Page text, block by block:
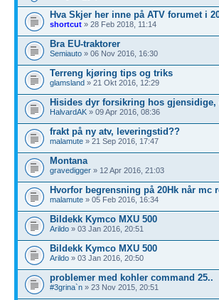
Hva Skjer her inne på ATV forumet i
shortcut » 28 Feb 2018, 11:14
Bra EU-traktorer
Semiauto » 06 Nov 2016, 16:30
Terreng kjøring tips og triks
glamsland » 21 Okt 2016, 12:29
Hisides dyr forsikring hos gjensidige,
HalvardAK » 09 Apr 2016, 08:36
frakt på ny atv, leveringstid??
malamute » 21 Sep 2016, 17:47
Montana
gravedigger » 12 Apr 2016, 21:03
Hvorfor begrensning på 20Hk når mc
malamute » 05 Feb 2016, 16:34
Bildekk Kymco MXU 500
Arildo » 03 Jan 2016, 20:51
Bildekk Kymco MXU 500
Arildo » 03 Jan 2016, 20:50
problemer med kohler command 25..
#3grina`n » 23 Nov 2015, 20:51